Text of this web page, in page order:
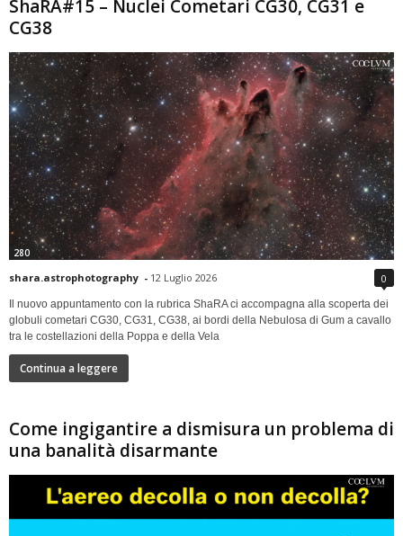
ShaRA#15 – Nuclei Cometari CG30, CG31 e
CG38
280
shara.astrophotography - 12 Luglio 2026 0
Il nuovo appuntamento con la rubrica ShaRA ci accompagna alla scoperta dei
globuli cometari CG30, CG31, CG38, ai bordi della Nebulosa di Gum a cavallo
tra le costellazioni della Poppa e della Vela
Continua a leggere
Come ingigantire a dismisura un problema di
una banalità disarmante